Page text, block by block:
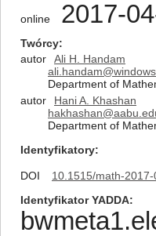
online 2017-
Twórcy
autor
Ali H. Handam
Department of
autor
Hani A. Khashan
Department of
Identyfikatory
DOI
10.1515/math-2017-
Identyfikator YADDA